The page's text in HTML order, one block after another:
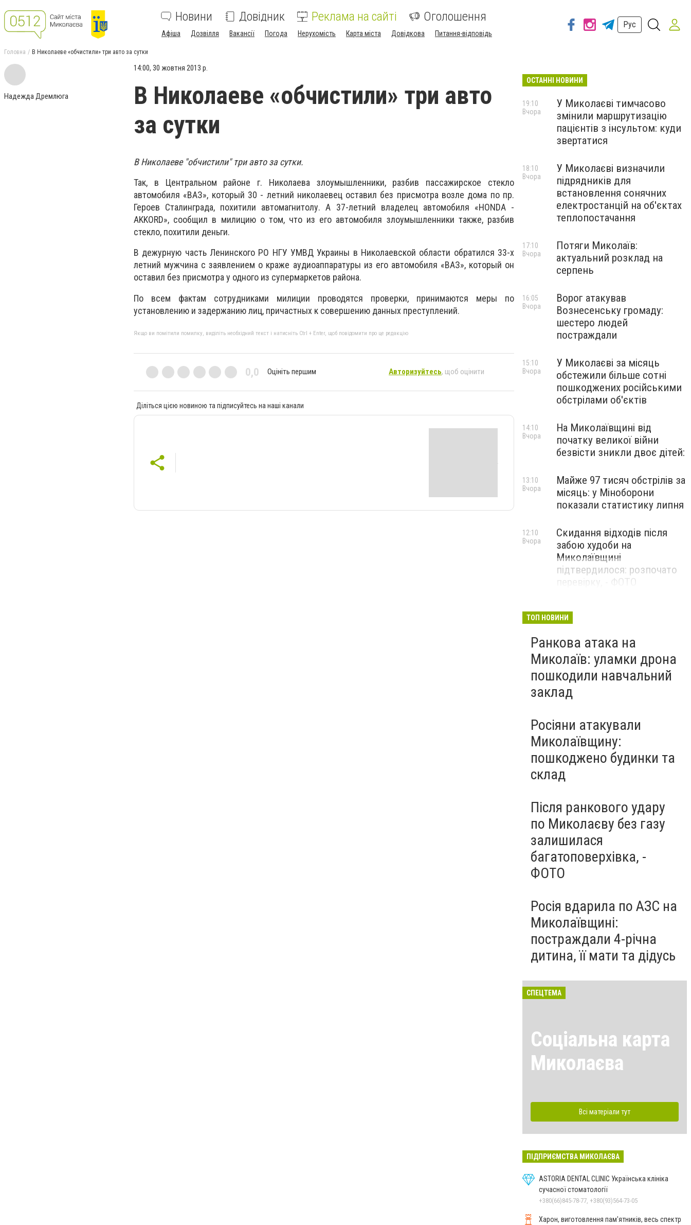
Новини Довідник Реклама на сайті Оголошення
Афіша Дозвілля Вакансії Погода Нерухомість Карта міста Довідкова Питання-відповідь
Рус
Головна В Николаеве «обчистили» три авто за сутки
Надежда Дремлюга
14:00, 30 жовтня 2013 р.
В Николаеве «обчистили» три авто
за сутки
В Николаеве "обчистили" три авто за сутки.
Так, в Центральном районе г. Николаева злоумышленники, разбив пассажирское стекло
автомобиля «ВАЗ», который 30 - летний николаевец оставил без присмотра возле дома по пр.
Героев Сталинграда, похитили автомагнитолу. А 37-летний владелец автомобиля «HONDA -
AKKORD», сообщил в милицию о том, что из его автомобиля злоумышленники также, разбив
стекло, похитили деньги.
В дежурную часть Ленинского РО НГУ УМВД Украины в Николаевской области обратился 33-х
летний мужчина с заявлением о краже аудиоаппаратуры из его автомобиля «ВАЗ», который он
оставил без присмотра у одного из супермаркетов района.
По всем фактам сотрудниками милиции проводятся проверки, принимаются меры по
установлению и задержанию лиц, причастных к совершению данных преступлений.
Якщо ви помітили помилку, виділіть необхідний текст і натисніть Ctrl + Enter, щоб повідомити про це редакцію
0,0 Оцініть першим Авторизуйтесь, щоб оцінити
Діліться цією новиною та підписуйтесь на наші канали
ОСТАННІ НОВИНИ
У Миколаєві тимчасово
змінили маршрутизацію
пацієнтів з інсультом: куди
звертатися
19:10
Вчора
У Миколаєві визначили
підрядників для
встановлення сонячних
електростанцій на об'єктах
теплопостачання
18:10
Вчора
Потяги Миколаїв:
актуальний розклад на
серпень
17:10
Вчора
Ворог атакував
Вознесенську громаду:
шестеро людей
постраждали
16:05
Вчора
У Миколаєві за місяць
обстежили більше сотні
пошкоджених російськими
обстрілами об'єктів
15:10
Вчора
На Миколаївщині від
початку великої війни
безвісти зникли двоє дітей:
14:10
Вчора
Майже 97 тисяч обстрілів за
місяць: у Міноборони
показали статистику липня
13:10
Вчора
Скидання відходів після
забою худоби на
Миколаївщині
підтвердилося: розпочато
перевірку, - ФОТО
12:10
Вчора
ТОП НОВИНИ
Ранкова атака на
Миколаїв: уламки дрона
пошкодили навчальний
заклад
Росіяни атакували
Миколаївщину:
пошкоджено будинки та
склад
Після ранкового удару
по Миколаєву без газу
залишилася
багатоповерхівка, -
ФОТО
Росія вдарила по АЗС на
Миколаївщині:
постраждали 4-річна
дитина, її мати та дідусь
СПЕЦТЕМА
Соціальна карта
Миколаєва
Всі матеріали тут
ПІДПРИЄМСТВА МИКОЛАЄВА
ASTORIA DENTAL CLINIC Українська клініка
сучасної стоматології
+380(66)845-78-77, +380(93)564-73-05
Харон, виготовлення пам'ятників, весь спектр